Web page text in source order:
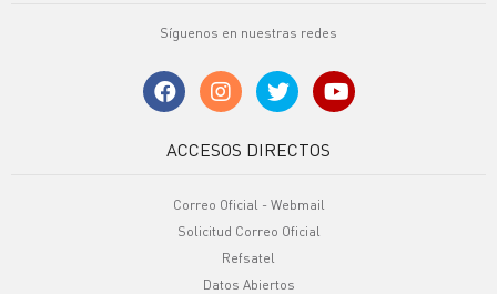
Síguenos en nuestras redes
ACCESOS DIRECTOS
Correo Oficial - Webmail
Solicitud Correo Oficial
Refsatel
Datos Abiertos